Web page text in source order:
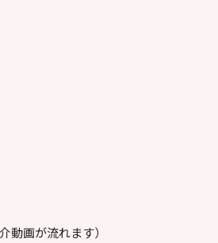
動画が流れます）